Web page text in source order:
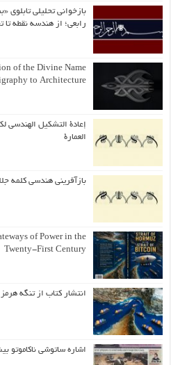
بازخوانی تحلیلی تابلوی
رابعی؛ از هندسه نقطه
of the Divine Name
to Architecture
إعادة التشكيل الهندسي
العمارة
بازآفرینی هندسی کلمه
of Power in the
Twenty-First Century
انتشار کتاب از تنگه
اشاره ساتوشی ناکاموتو